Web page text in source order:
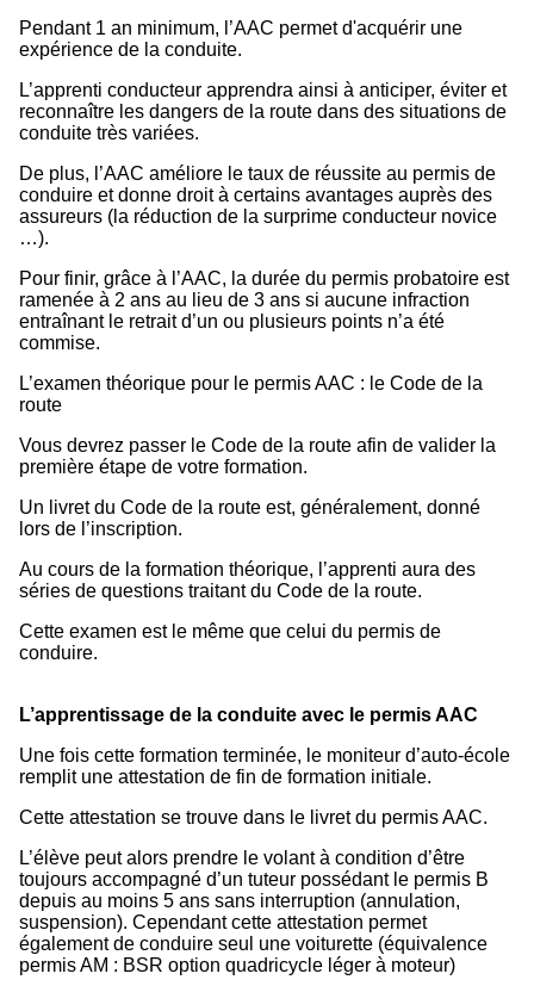
Pendant 1 an minimum, l’AAC permet d'acquérir une
expérience de la conduite.
L’apprenti conducteur apprendra ainsi à anticiper, éviter et
reconnaître les dangers de la route dans des situations de
conduite très variées.
De plus, l’AAC améliore le taux de réussite au permis de
conduire et donne droit à certains avantages auprès des
assureurs (la réduction de la surprime conducteur novice
…).
Pour finir, grâce à l’AAC, la durée du permis probatoire est
ramenée à 2 ans au lieu de 3 ans si aucune infraction
entraînant le retrait d’un ou plusieurs points n’a été
commise.
L’examen théorique pour le permis AAC : le Code de la
route
Vous devrez passer le Code de la route afin de valider la
première étape de votre formation.
Un livret du Code de la route est, généralement, donné
lors de l’inscription.
Au cours de la formation théorique, l’apprenti aura des
séries de questions traitant du Code de la route.
Cette examen est le même que celui du permis de
conduire.
L’apprentissage de la conduite avec le permis AAC
Une fois cette formation terminée, le moniteur d’auto-école
remplit une attestation de fin de formation initiale.
Cette attestation se trouve dans le livret du permis AAC.
L’élève peut alors prendre le volant à condition d’être
toujours accompagné d’un tuteur possédant le permis B
depuis au moins 5 ans sans interruption (annulation,
suspension). Cependant cette attestation permet
également de conduire seul une voiturette (équivalence
permis AM : BSR option quadricycle léger à moteur)